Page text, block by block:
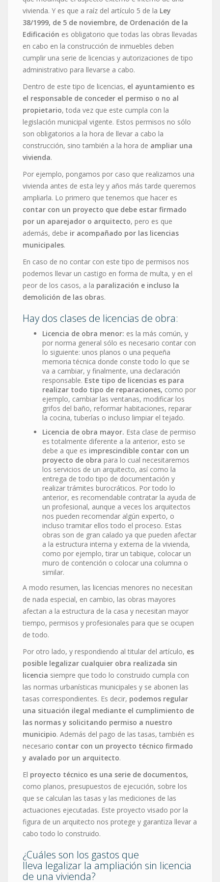
vivienda. Y es que a raíz del artículo 5 de la Ley
38/1999, de 5 de noviembre, de Ordenación de la
Edificación es obligatorio que todas las obras llevadas
en cabo en la construcción de inmuebles deben
cumplir una serie de licencias y autorizaciones de tipo
administrativo para llevarse a cabo.
Dentro de este tipo de licencias, el ayuntamiento es
el responsable de conceder el permiso o no al
propietario, toda vez que este cumpla con la
legislación municipal vigente. Estos permisos no sólo
son obligatorios a la hora de llevar a cabo la
construcción, sino también a la hora de ampliar una
vivienda.
Por ejemplo, pongamos por caso que realizamos una
vivienda antes de esta ley y años más tarde queremos
ampliarla. Lo primero que tenemos que hacer es
contar con un proyecto que debe estar firmado
por un aparejador o arquitecto, pero es que
además, debe ir acompañado por las licencias
municipales.
En caso de no contar con este tipo de permisos nos
podemos llevar un castigo en forma de multa, y en el
peor de los casos, a la paralización e incluso la
demolición de las obras.
Hay dos clases de licencias de obra:
Licencia de obra menor: es la más común, y
por norma general sólo es necesario contar con
lo siguiente: unos planos o una pequeña
memoria técnica donde conste todo lo que se
va a cambiar, y finalmente, una declaración
responsable. Este tipo de licencias es para
realizar todo tipo de reparaciones, como por
ejemplo, cambiar las ventanas, modificar los
grifos del baño, reformar habitaciones, reparar
la cocina, tuberías o incluso limpiar el tejado.
Licencia de obra mayor. Esta clase de permiso
es totalmente diferente a la anterior, esto se
debe a que es imprescindible contar con un
proyecto de obra para lo cual necesitaremos
los servicios de un arquitecto, así como la
entrega de todo tipo de documentación y
realizar trámites burocráticos. Por todo lo
anterior, es recomendable contratar la ayuda de
un profesional, aunque a veces los arquitectos
nos pueden recomendar algún experto, o
incluso tramitar ellos todo el proceso. Estas
obras son de gran calado ya que pueden afectar
a la estructura interna y externa de la vivienda,
como por ejemplo, tirar un tabique, colocar un
muro de contención o colocar una columna o
similar.
A modo resumen, las licencias menores no necesitan
de nada especial, en cambio, las obras mayores
afectan a la estructura de la casa y necesitan mayor
tiempo, permisos y profesionales para que se ocupen
de todo.
Por otro lado, y respondiendo al titular del artículo, es
posible legalizar cualquier obra realizada sin
licencia siempre que todo lo construido cumpla con
las normas urbanísticas municipales y se abonen las
tasas correspondientes. Es decir, podemos regular
una situación ilegal mediante el cumplimiento de
las normas y solicitando permiso a nuestro
municipio. Además del pago de las tasas, también es
necesario contar con un proyecto técnico firmado
y avalado por un arquitecto.
El proyecto técnico es una serie de documentos,
como planos, presupuestos de ejecución, sobre los
que se calculan las tasas y las mediciones de las
actuaciones ejecutadas. Este proyecto visado por la
figura de un arquitecto nos protege y garantiza llevar a
cabo todo lo construido.
¿Cuáles son los gastos que
lleva legalizar la ampliación sin licencia
de una vivienda?